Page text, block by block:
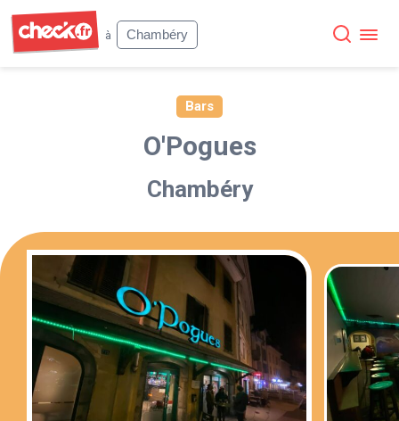
à
Chambéry
Bars
O'Pogues
Chambéry